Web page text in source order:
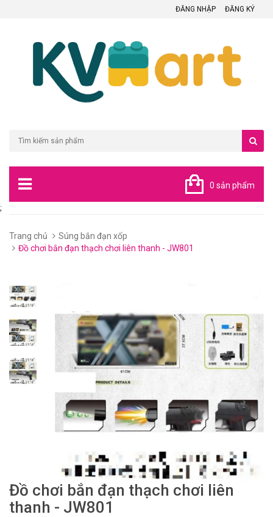
ĐĂNG NHẬP ĐĂNG KÝ
0 sản phẩm
;
Trang chủ
Súng bắn đạn xốp
Đồ chơi bắn đạn thạch chơi liên thanh - JW801
Đồ chơi bắn đạn thạch chơi liên
thanh - JW801